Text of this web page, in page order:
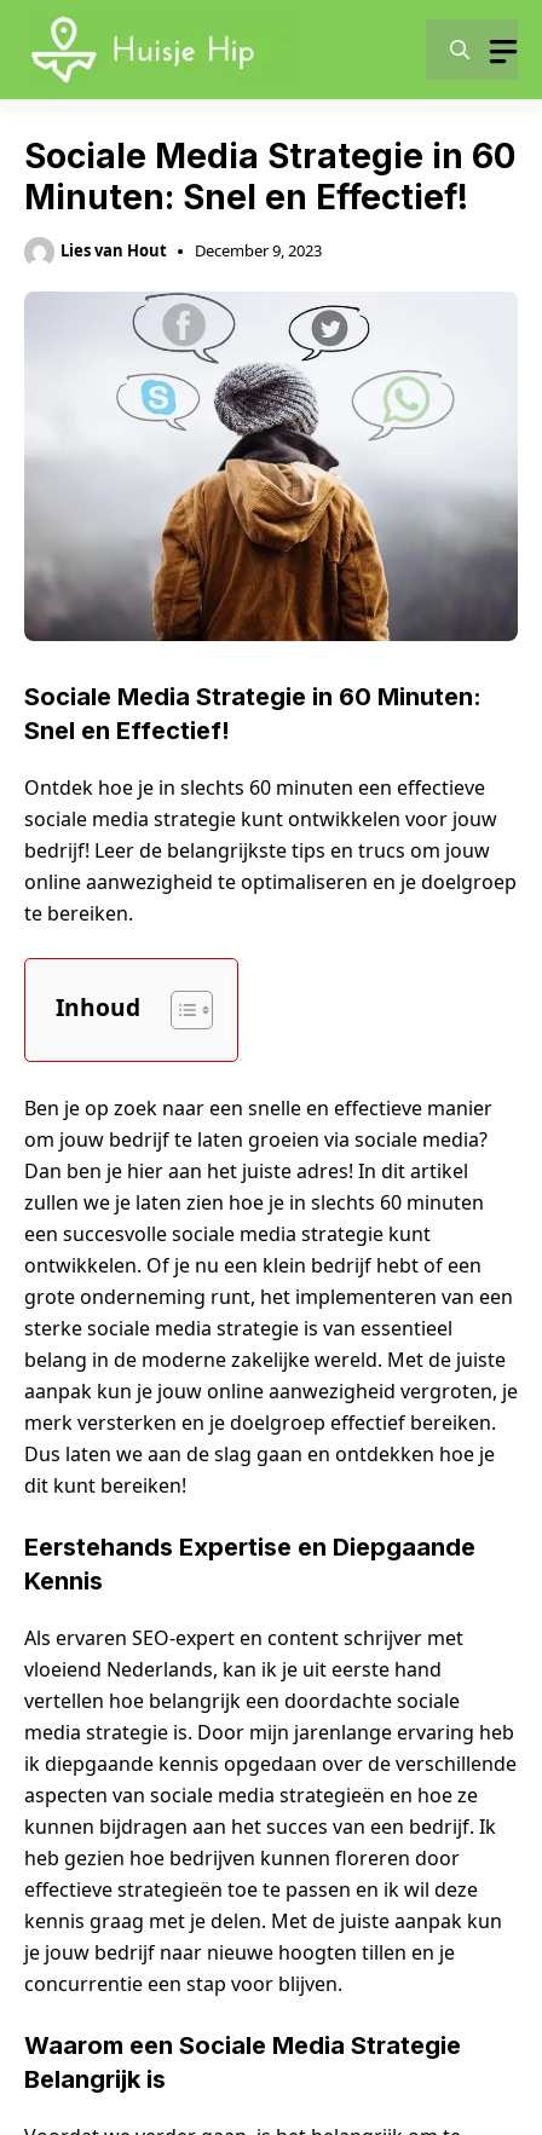
content
Sociale Media Strategie in 60
Minuten: Snel en Effectief!
Lies van Hout December 9, 2023
Sociale Media Strategie in 60 Minuten:
Snel en Effectief!
Ontdek hoe je in slechts 60 minuten een effectieve
sociale media strategie kunt ontwikkelen voor jouw
bedrijf! Leer de belangrijkste tips en trucs om jouw
online aanwezigheid te optimaliseren en je doelgroep
te bereiken.
Inhoud
Ben je op zoek naar een snelle en effectieve manier
om jouw bedrijf te laten groeien via sociale media?
Dan ben je hier aan het juiste adres! In dit artikel
zullen we je laten zien hoe je in slechts 60 minuten
een succesvolle sociale media strategie kunt
ontwikkelen. Of je nu een klein bedrijf hebt of een
grote onderneming runt, het implementeren van een
sterke sociale media strategie is van essentieel
belang in de moderne zakelijke wereld. Met de juiste
aanpak kun je jouw online aanwezigheid vergroten, je
merk versterken en je doelgroep effectief bereiken.
Dus laten we aan de slag gaan en ontdekken hoe je
dit kunt bereiken!
Eerstehands Expertise en Diepgaande
Kennis
Als ervaren SEO-expert en content schrijver met
vloeiend Nederlands, kan ik je uit eerste hand
vertellen hoe belangrijk een doordachte sociale
media strategie is. Door mijn jarenlange ervaring heb
ik diepgaande kennis opgedaan over de verschillende
aspecten van sociale media strategieën en hoe ze
kunnen bijdragen aan het succes van een bedrijf. Ik
heb gezien hoe bedrijven kunnen floreren door
effectieve strategieën toe te passen en ik wil deze
kennis graag met je delen. Met de juiste aanpak kun
je jouw bedrijf naar nieuwe hoogten tillen en je
concurrentie een stap voor blijven.
Waarom een Sociale Media Strategie
Belangrijk is